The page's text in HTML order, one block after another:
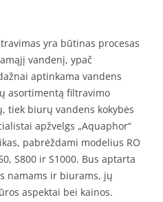
yra būtinas procesas
vandenį, ypač
aptinkama vandens
asortimentą filtravimo
tiek biurų vandens kokybės
apžvelgs „Aquaphor“
pabrėždami modelius RO
S800 ir S1000. Bus aptarta
namams ir biurams, jų
aspektai bei kainos.